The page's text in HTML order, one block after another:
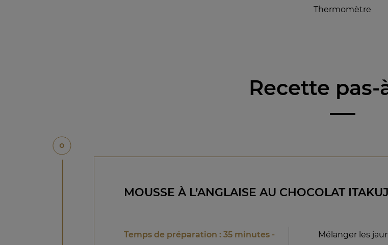
Thermomètre
Recette pas-
MOUSSE À L’ANGLAISE AU CHOCOLAT
Temps de préparation : 35 minutes -
Mélanger les